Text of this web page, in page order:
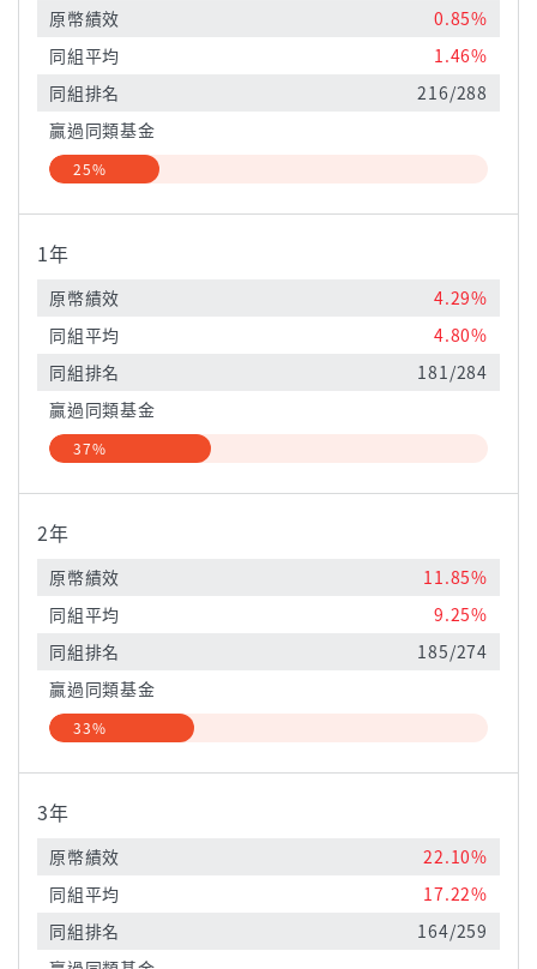
原幣績效
0.85%
同組平均
1.46%
同組排名
216/288
贏過同類基金
25%
1年
原幣績效
4.29%
同組平均
4.80%
同組排名
181/284
贏過同類基金
37%
2年
原幣績效
11.85%
同組平均
9.25%
同組排名
185/274
贏過同類基金
33%
3年
原幣績效
22.10%
同組平均
17.22%
同組排名
164/259